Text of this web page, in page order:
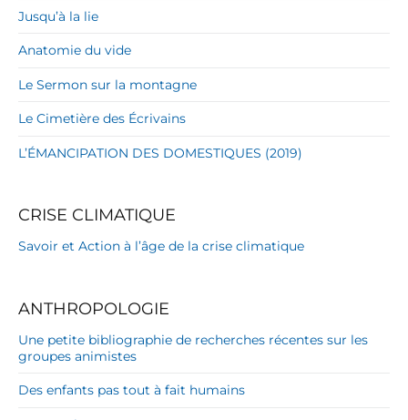
Jusqu’à la lie
Anatomie du vide
Le Sermon sur la montagne
Le Cimetière des Écrivains
L’ÉMANCIPATION DES DOMESTIQUES (2019)
CRISE CLIMATIQUE
Savoir et Action à l’âge de la crise climatique
ANTHROPOLOGIE
Une petite bibliographie de recherches récentes sur les
groupes animistes
Des enfants pas tout à fait humains